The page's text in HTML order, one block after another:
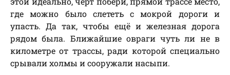
где можно было слететь с мокрой дороги и
упасть. Да так, чтобы ещё и железная дорога
рядом была. Ближайшие овраги чуть ли не в
километре от трассы, ради которой специально
срывали холмы и сооружали насыпи.